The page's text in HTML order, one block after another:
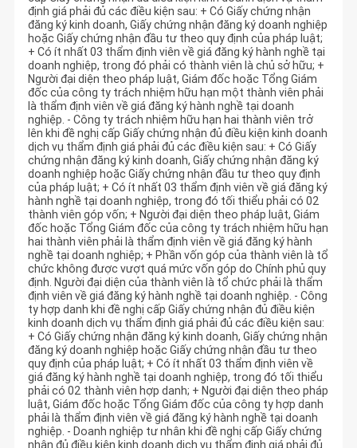
định giá phải đủ các điều kiện sau: + Có Giấy chứng nhận
đăng ký kinh doanh, Giấy chứng nhận đăng ký doanh nghiệp
hoặc Giấy chứng nhận đầu tư theo quy định của pháp luật;
+ Có ít nhất 03 thẩm định viên về giá đăng ký hành nghề tại
doanh nghiệp, trong đó phải có thành viên là chủ sở hữu; +
Người đại diện theo pháp luật, Giám đốc hoặc Tổng Giám
đốc của công ty trách nhiệm hữu hạn một thành viên phải
là thẩm định viên về giá đăng ký hành nghề tại doanh
nghiệp. - Công ty trách nhiệm hữu hạn hai thành viên trở
lên khi đề nghị cấp Giấy chứng nhận đủ điều kiện kinh doanh
dịch vụ thẩm định giá phải đủ các điều kiện sau: + Có Giấy
chứng nhận đăng ký kinh doanh, Giấy chứng nhận đăng ký
doanh nghiệp hoặc Giấy chứng nhận đầu tư theo quy định
của pháp luật; + Có ít nhất 03 thẩm định viên về giá đăng ký
hành nghề tại doanh nghiệp, trong đó tối thiểu phải có 02
thành viên góp vốn; + Người đại diện theo pháp luật, Giám
đốc hoặc Tổng Giám đốc của công ty trách nhiệm hữu hạn
hai thành viên phải là thẩm định viên về giá đăng ký hành
nghề tại doanh nghiệp; + Phần vốn góp của thành viên là tổ
chức không được vượt quá mức vốn góp do Chính phủ quy
định. Người đại diện của thành viên là tổ chức phải là thẩm
định viên về giá đăng ký hành nghề tại doanh nghiệp. - Công
ty hợp danh khi đề nghị cấp Giấy chứng nhận đủ điều kiện
kinh doanh dịch vụ thẩm định giá phải đủ các điều kiện sau:
+ Có Giấy chứng nhận đăng ký kinh doanh, Giấy chứng nhận
đăng ký doanh nghiệp hoặc Giấy chứng nhận đầu tư theo
quy định của pháp luật; + Có ít nhất 03 thẩm định viên về
giá đăng ký hành nghề tại doanh nghiệp, trong đó tối thiểu
phải có 02 thành viên hợp danh; + Người đại diện theo pháp
luật, Giám đốc hoặc Tổng Giám đốc của công ty hợp danh
phải là thẩm định viên về giá đăng ký hành nghề tại doanh
nghiệp. - Doanh nghiệp tư nhân khi đề nghị cấp Giấy chứng
nhận đủ điều kiện kinh doanh dịch vụ thẩm định giá phải đủ